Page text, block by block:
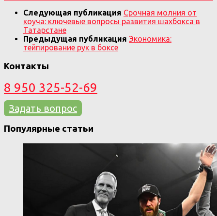
Следующая публикация Срочная молния от
коуча: ключевые вопросы развития шахбокса в
Татарстане
Предыдущая публикация Экономика:
тейпирование рук в боксе
Контакты
8 950 325-52-69
Задать вопрос
Популярные статьи